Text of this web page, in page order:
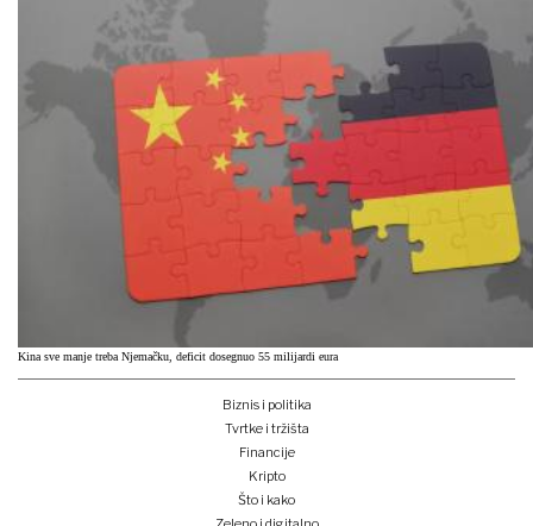
Kina sve manje treba Njemačku, deficit dosegnuo 55 milijardi eura
Biznis i politika
Tvrtke i tržišta
Financije
Kripto
Što i kako